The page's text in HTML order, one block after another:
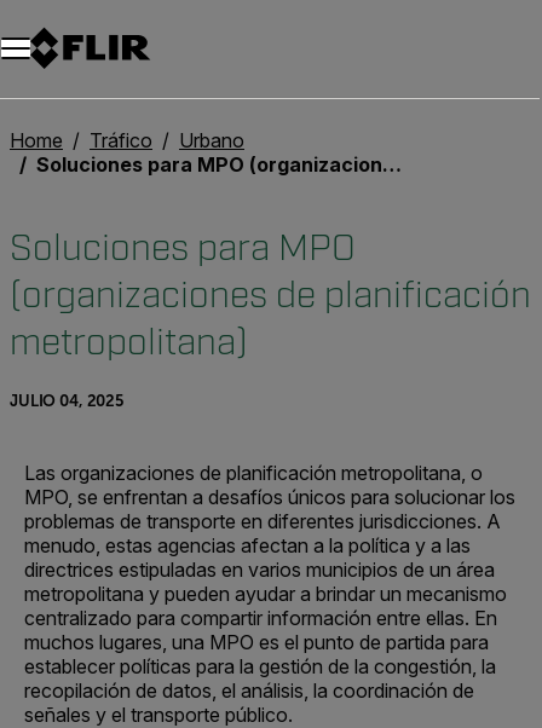
Home Tráfico
Urbano
Soluciones para MPO (organizaciones de planificación metropolitana)
Soluciones para MPO
(organizaciones de planificación
metropolitana)
JULIO 04, 2025
Las organizaciones de planificación metropolitana, o
MPO, se enfrentan a desafíos únicos para solucionar los
problemas de transporte en diferentes jurisdicciones. A
menudo, estas agencias afectan a la política y a las
directrices estipuladas en varios municipios de un área
metropolitana y pueden ayudar a brindar un mecanismo
centralizado para compartir información entre ellas. En
muchos lugares, una MPO es el punto de partida para
establecer políticas para la gestión de la congestión, la
recopilación de datos, el análisis, la coordinación de
señales y el transporte público.